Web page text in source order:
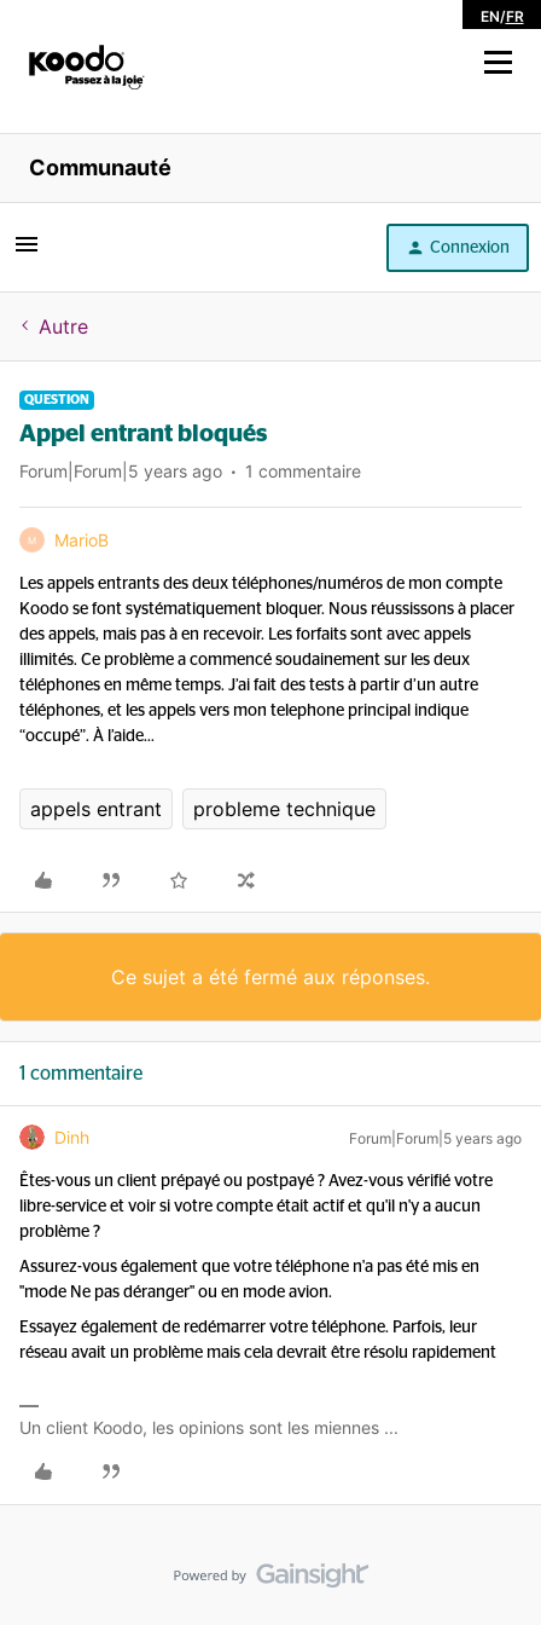
EN/FR
Magasiner
Libre service
Aide
Communauté
Connexion
Autre
QUESTION
Appel entrant bloqués
Forum|Forum|5 years ago 1 commentaire
M MarioB
Les appels entrants des deux téléphones/numéros de mon compte
Koodo se font systématiquement bloquer. Nous réussissons à placer
des appels, mais pas à en recevoir. Les forfaits sont avec appels
illimités. Ce problème a commencé soudainement sur les deux
téléphones en même temps. J’ai fait des tests à partir d’un autre
téléphones, et les appels vers mon telephone principal indique
“occupé”. À l’aide...
appels entrant probleme technique
Ce sujet a été fermé aux réponses.
1 commentaire
Dinh Forum|Forum|5 years ago
Êtes-vous un client prépayé ou postpayé ? Avez-vous vérifié votre
libre-service et voir si votre compte était actif et qu'il n'y a aucun
problème ?
Assurez-vous également que votre téléphone n'a pas été mis en
"mode Ne pas déranger" ou en mode avion.
Essayez également de redémarrer votre téléphone. Parfois, leur
réseau avait un problème mais cela devrait être résolu rapidement
Un client Koodo, les opinions sont les miennes ...